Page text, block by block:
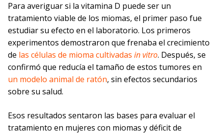
Para averiguar si la vitamina D puede ser un
tratamiento viable de los miomas, el primer paso fue
estudiar su efecto en el laboratorio. Los primeros
experimentos demostraron que frenaba el crecimiento
de las células de mioma cultivadas in vitro. Después, se
confirmó que reducía el tamaño de estos tumores en
un modelo animal de ratón, sin efectos secundarios
sobre su salud.
Esos resultados sentaron las bases para evaluar el
tratamiento en mujeres con miomas y déficit de